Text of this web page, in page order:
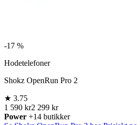
-17 %
Hodetelefoner
Shokz OpenRun Pro 2
★ 3.75
1 590 kr2 299 kr
Power +14 butikker